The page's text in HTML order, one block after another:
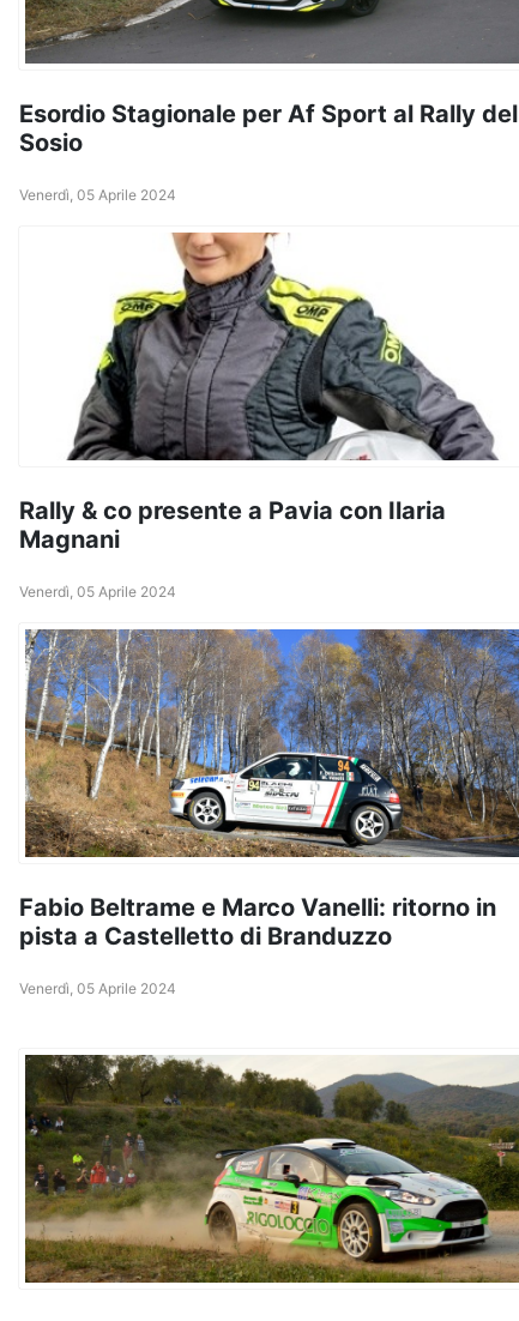
Esordio Stagionale per Af Sport al Rally del
Sosio
Venerdì, 05 Aprile 2024
Rally & co presente a Pavia con Ilaria
Magnani
Venerdì, 05 Aprile 2024
Fabio Beltrame e Marco Vanelli: ritorno in
pista a Castelletto di Branduzzo
Venerdì, 05 Aprile 2024